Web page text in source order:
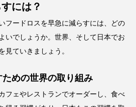
には？
フードロスを早急に減らすには、どの
いでしょうか。世界、そして日本でお
見ていきましょう。
めの世界の取り組み
フェやレストランでオーダーし、食べ